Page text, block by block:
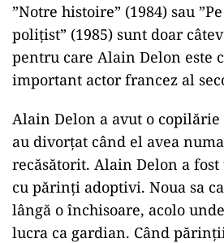
”Notre histoire” (1984) sau
polițist” (1985) sunt doar
pentru care Alain Delon este
important actor francez al
Alain Delon a avut o
au divorțat când el avea
recăsătorit. Alain Delon a
cu părinți adoptivi. Noua sa
lângă o închisoare, acolo
lucra ca gardian. Când